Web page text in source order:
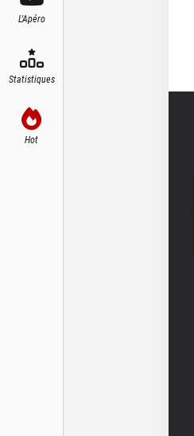
L'Apéro
Statistiques
Hot